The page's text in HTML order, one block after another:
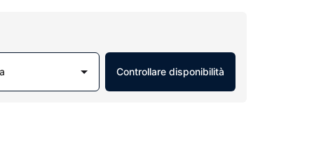
Controllare disponibilità